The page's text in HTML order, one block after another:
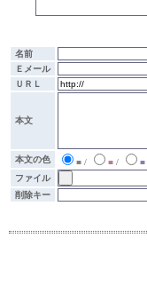
名前
Ｅメール
ＵＲＬ
本文
本文の色 ■ / ■ / ■
ファイル
削除キー